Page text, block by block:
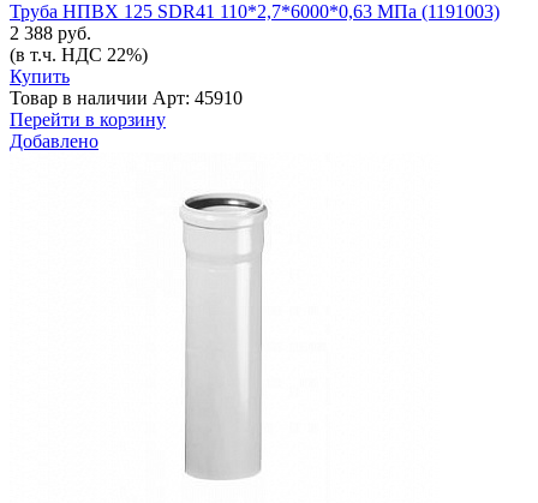
Труба НПВХ 125 SDR41 110*2,7*6000*0,63 МПа (1191003)
2 388 руб.
(в т.ч. НДС 22%)
Купить
Товар в наличии Арт: 45910
Перейти в корзину
Добавлено